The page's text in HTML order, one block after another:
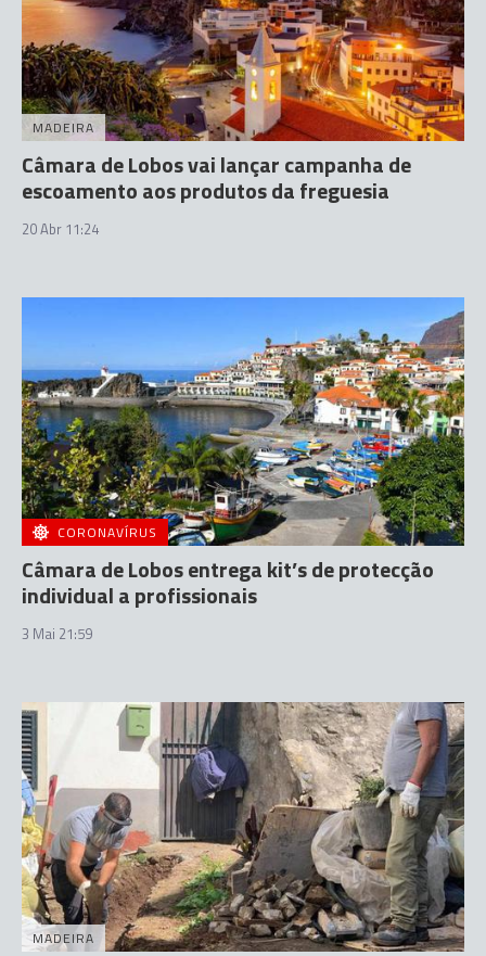
MADEIRA
Câmara de Lobos vai lançar campanha de
escoamento aos produtos da freguesia
20 Abr 11:24
CORONAVÍRUS
Câmara de Lobos entrega kit’s de protecção
individual a profissionais
3 Mai 21:59
MADEIRA